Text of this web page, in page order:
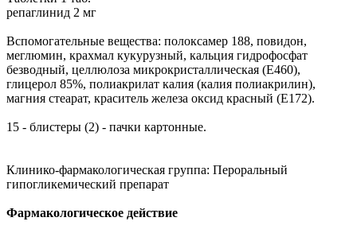
репаглинид 2 мг
Вспомогательные вещества: полоксамер 188, повидон,
меглюмин, крахмал кукурузный, кальция гидрофосфат
безводный, целлюлоза микрокристаллическая (E460),
глицерол 85%, полиакрилат калия (калия полиакрилин),
магния стеарат, краситель железа оксид красный (E172).
15 - блистеры (2) - пачки картонные.
Клинико-фармакологическая группа: Пероральный
гипогликемический препарат
Фармакологическое действие